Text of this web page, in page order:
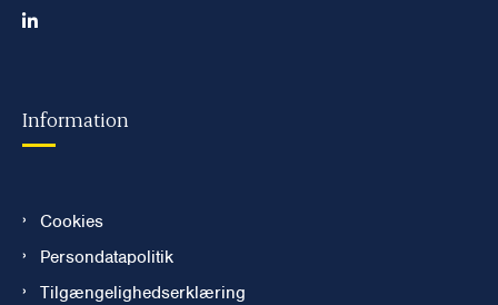
Information
Cookies
Persondatapolitik
Tilgængelighedserklæring